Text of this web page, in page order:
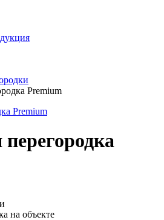
Premium
на объекте